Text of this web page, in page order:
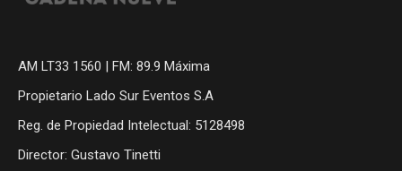
AM LT33 1560 | FM: 89.9 Máxima
Propietario Lado Sur Eventos S.A
Reg. de Propiedad Intelectual: 5128498
Director: Gustavo Tinetti